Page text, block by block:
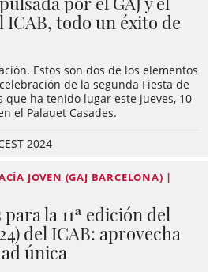
ICAB, todo un éxito de
Estos son dos de los elementos
de la segunda Fiesta de
que ha tenido lugar este jueves, 10
el Palauet Casades.
2024
JOVEN (GAJ BARCELONA) |
la 11ª edición del
del ICAB: aprovecha
única